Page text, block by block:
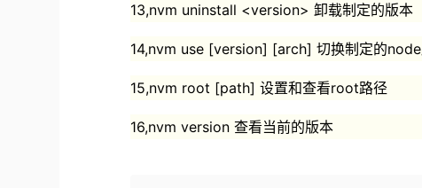
13,nvm uninstall <version> 卸载制定的版本
14,nvm use [version] [arch] 切换制定的
15,nvm root [path] 设置和查看root路径
16,nvm version 查看当前的版本